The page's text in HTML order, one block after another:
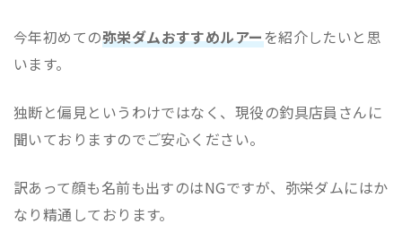
今年初めての弥栄ダムおすすめルアーを紹介したいと思
います。
独断と偏見というわけではなく、現役の釣具店員さんに
聞いておりますのでご安心ください。
訳あって顔も名前も出すのはNGですが、弥栄ダムにはか
なり精通しております。